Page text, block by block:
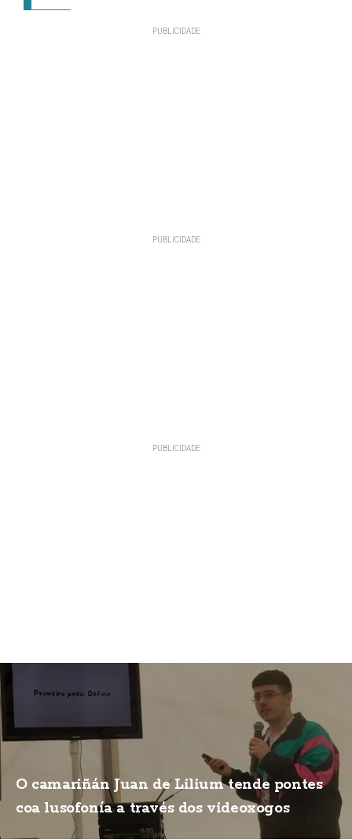
O camariñán Juan de Lilium tende pontes
coa lusofonía a través dos videoxogos